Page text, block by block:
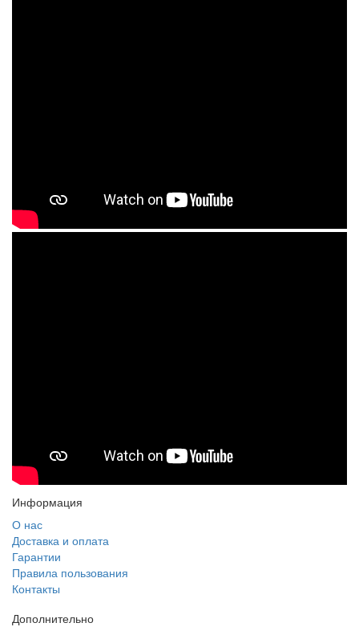
Информация
О нас
Доставка и оплата
Гарантии
Правила пользования
Контакты
Дополнительно